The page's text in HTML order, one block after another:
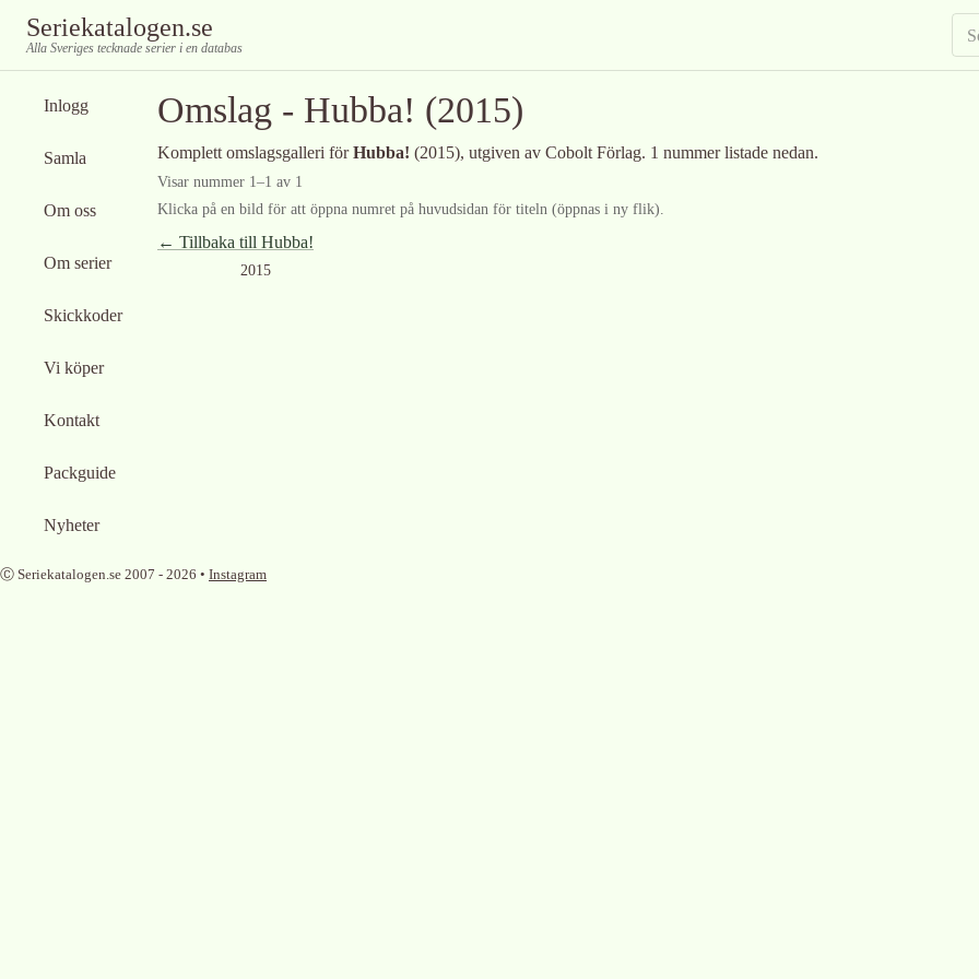
Seriekatalogen.se
Alla Sveriges tecknade serier i en databas
Inlogg
Samla
Om oss
Om serier
Skickkoder
Vi köper
Kontakt
Packguide
Nyheter
Omslag - Hubba! (2015)
Komplett omslagsgalleri förHubba! (2015), utgiven av Cobolt Förlag. 1 nummer listade nedan.
Visar nummer 1–1 av 1
Klicka på en bild för att öppna numret på huvudsidan för titeln (öppnas i ny flik).
← Tillbaka till Hubba!
2015
Ⓒ Seriekatalogen.se 2007 - 2026 • Instagram